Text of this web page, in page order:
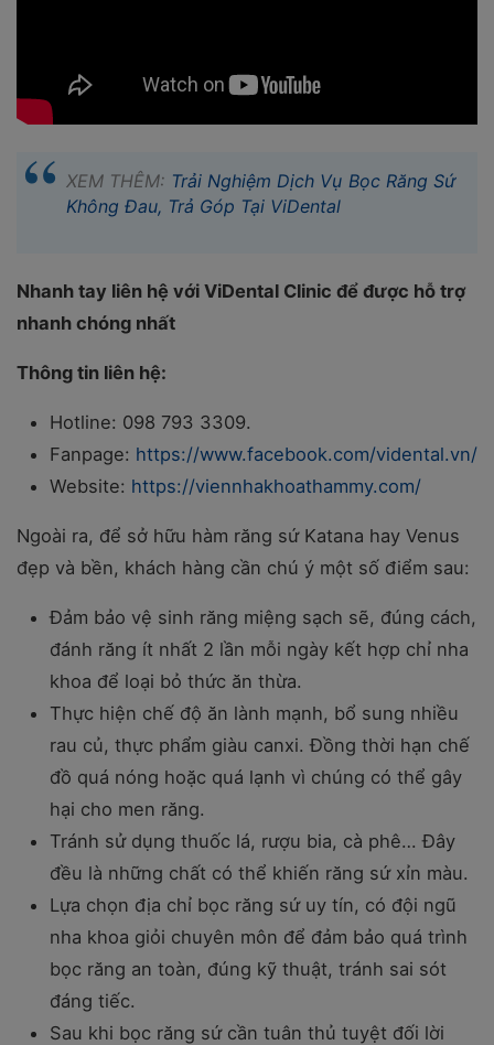
XEM THÊM: Trải Nghiệm Dịch Vụ Bọc Răng Sứ
Không Đau, Trả Góp Tại ViDental
Nhanh tay liên hệ với ViDental Clinic để được hỗ trợ
nhanh chóng nhất
Thông tin liên hệ:
Hotline: 098 793 3309.
Fanpage: https://www.facebook.com/vidental.vn/
Website: https://viennhakhoathammy.com/
Ngoài ra, để sở hữu hàm răng sứ Katana hay Venus
đẹp và bền, khách hàng cần chú ý một số điểm sau:
Đảm bảo vệ sinh răng miệng sạch sẽ, đúng cách,
đánh răng ít nhất 2 lần mỗi ngày kết hợp chỉ nha
khoa để loại bỏ thức ăn thừa.
Thực hiện chế độ ăn lành mạnh, bổ sung nhiều
rau củ, thực phẩm giàu canxi. Đồng thời hạn chế
đồ quá nóng hoặc quá lạnh vì chúng có thể gây
hại cho men răng.
Tránh sử dụng thuốc lá, rượu bia, cà phê… Đây
đều là những chất có thể khiến răng sứ xỉn màu.
Lựa chọn địa chỉ bọc răng sứ uy tín, có đội ngũ
nha khoa giỏi chuyên môn để đảm bảo quá trình
bọc răng an toàn, đúng kỹ thuật, tránh sai sót
đáng tiếc.
Sau khi bọc răng sứ cần tuân thủ tuyệt đối lời